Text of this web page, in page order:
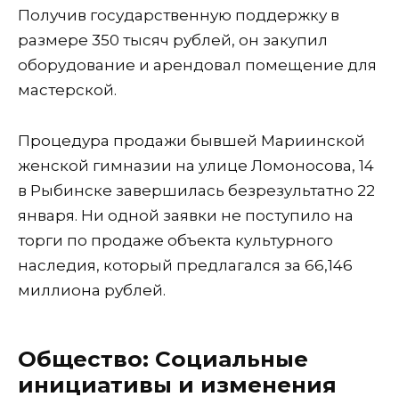
Получив государственную поддержку в
размере 350 тысяч рублей, он закупил
оборудование и арендовал помещение для
мастерской.
Процедура продажи бывшей Мариинской
женской гимназии на улице Ломоносова, 14
в Рыбинске завершилась безрезультатно 22
января. Ни одной заявки не поступило на
торги по продаже объекта культурного
наследия, который предлагался за 66,146
миллиона рублей.
Общество: Социальные
инициативы и изменения